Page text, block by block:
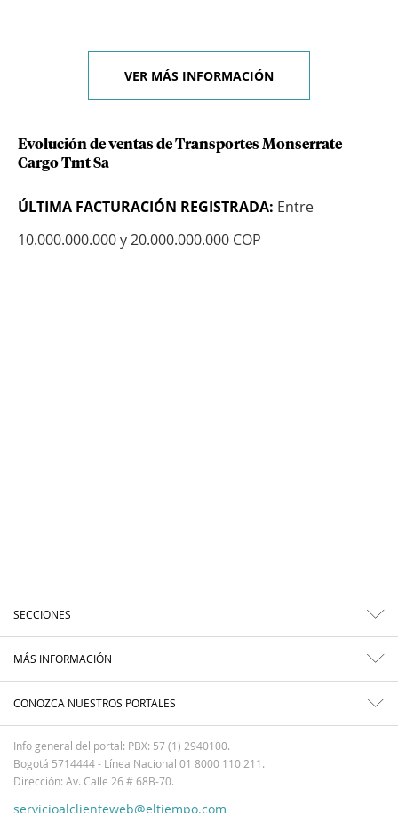
VER MÁS INFORMACIÓN
Evolución de ventas de Transportes Monserrate
Cargo Tmt Sa
ÚLTIMA FACTURACIÓN REGISTRADA: Entre
10.000.000.000 y 20.000.000.000 COP
SECCIONES
MÁS INFORMACIÓN
CONOZCA NUESTROS PORTALES
Info general del portal: PBX: 57 (1) 2940100.
Bogotá 5714444 - Línea Nacional 01 8000 110 211.
Dirección: Av. Calle 26 # 68B-70.
servicioalclienteweb@eltiempo.com